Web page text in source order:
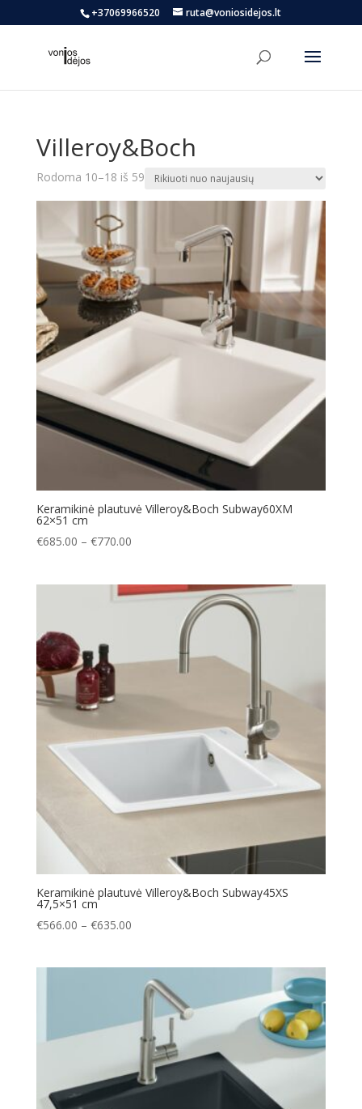
+37069966520 ruta@voniosidejos.lt
Villeroy&Boch
Rodoma 10–18 iš 59Rūšiuojama
Keramikinė plautuvė Villeroy&Boch Subway60XM
62×51 cm
€685.00 – €770.00Price
through
Keramikinė plautuvė Villeroy&Boch Subway45XS
47,5×51 cm
€566.00 – €635.00Price
through
€635.00